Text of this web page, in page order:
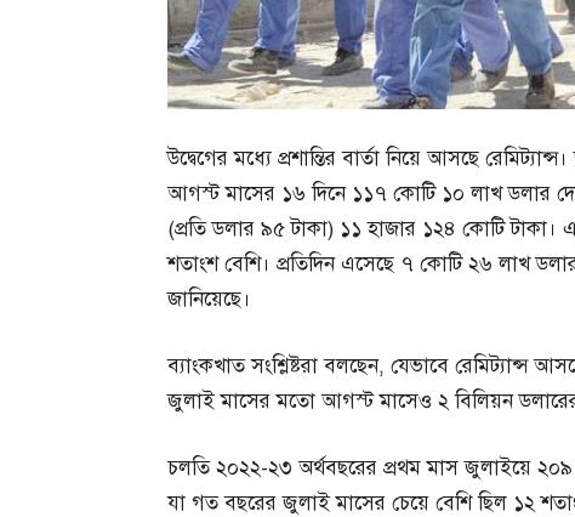
উদ্বেগের মধ্যে প্রশান্তির বার্তা নিয়ে আসছে
আগস্ট মাসের ১৬ দিনে ১১৭ কোটি ১০ লাখ ডলার
(প্রতি ডলার ৯৫ টাকা) ১১ হাজার ১২৪ কোটি
শতাংশ বেশি। প্রতিদিন এসেছে ৭ কোটি ২৬ লাখ
জানিয়েছে।
ব্যাংকখাত সংশ্লিষ্টরা বলছেন, যেভাবে
জুলাই মাসের মতো আগস্ট মাসেও ২ বিলিয়ন ডলারের
চলতি ২০২২-২৩ অর্থবছরের প্রথম মাস জুলাইয়ে ২০৯
যা গত বছরের জুলাই মাসের চেয়ে বেশি ছিল ১২